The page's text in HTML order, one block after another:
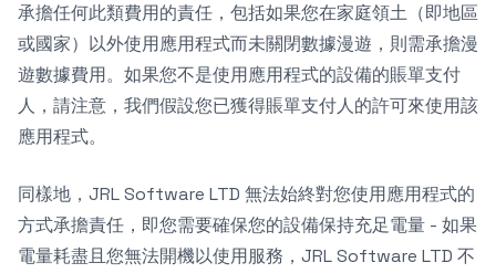
承擔任何此類費用的責任，包括如果您在家庭領土（即地區
或國家）以外使用應用程式而未關閉數據漫遊，則需承擔漫
遊數據費用。如果您不是使用應用程式的設備的賬單支付
人，請注意，我們假設您已獲得賬單支付人的許可來使用該
應用程式。
同樣地，JRL Software LTD 無法始終對您使用應用程式的
方式承擔責任，即您需要確保您的設備保持充足電量 - 如果
電量耗盡且您無法開機以使用服務，JRL Software LTD 不